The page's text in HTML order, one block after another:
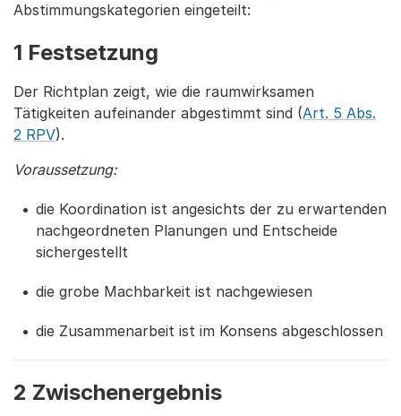
Abstimmungs­kategorien eingeteilt:
1 Festsetzung
Der Richtplan zeigt, wie die raumwirksamen
Tätigkeiten auf­einander abgestimmt sind (Art. 5 Abs.
2 RPV).
Voraussetzung:
die Koordination ist angesichts der zu erwartenden
nachgeordneten Planungen und Entscheide
sichergestellt
die grobe Machbarkeit ist nachgewiesen
die Zusammenarbeit ist im Konsens abgeschlossen
2 Zwischenergebnis